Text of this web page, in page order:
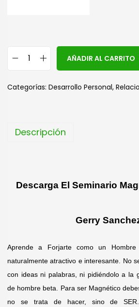
AÑADIR AL CARRITO
Categorías: Desarrollo Personal,
Descripción
Descarga El Seminario
Gerry
Aprende a Forjarte como un
naturalmente atractivo e interesante. No
con ideas ni palabras, ni pidiéndolo a la
de hombre beta. Para ser Magnético
no se trata de hacer, sino de